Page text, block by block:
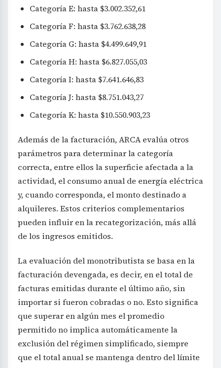
Categoría E: hasta $3.002.352,61
Categoría F: hasta $3.762.638,28
Categoría G: hasta $4.499.649,91
Categoría H: hasta $6.827.055,03
Categoría I: hasta $7.641.646,83
Categoría J: hasta $8.751.043,27
Categoría K: hasta $10.550.903,23
Además de la facturación, ARCA evalúa otros
parámetros para determinar la categoría
correcta, entre ellos la superficie afectada a la
actividad, el consumo anual de energía eléctrica
y, cuando corresponda, el monto destinado a
alquileres. Estos criterios complementarios
pueden influir en la recategorización, más allá
de los ingresos emitidos.
La evaluación del monotributista se basa en la
facturación devengada, es decir, en el total de
facturas emitidas durante el último año, sin
importar si fueron cobradas o no. Esto significa
que superar en algún mes el promedio
permitido no implica automáticamente la
exclusión del régimen simplificado, siempre
que el total anual se mantenga dentro del límite